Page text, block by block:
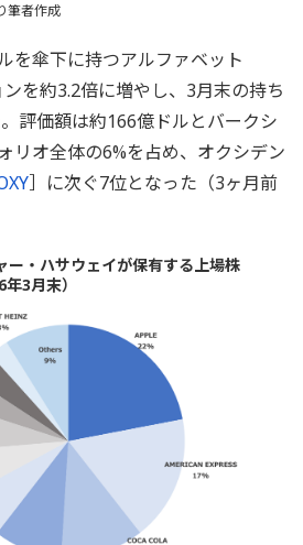
筆者作成
を傘下に持つアルファベット
を約3.2倍に増やし、3月末の持ち
評価額は約166億ドルとバークシ
リオ全体の6%を占め、オクシデン
］に次ぐ7位となった（3ヶ月前
ー・ハサウェイが保有する上場株
3月末）